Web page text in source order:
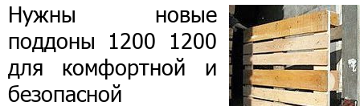
Нужны новые
поддоны 1200 1200
для комфортной и
безопасной